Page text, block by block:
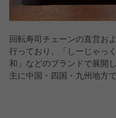
回転寿司チェーンの直営お
行っており、「しーじゃっ
和」などのブランドで展開
主に中国・四国・九州地方